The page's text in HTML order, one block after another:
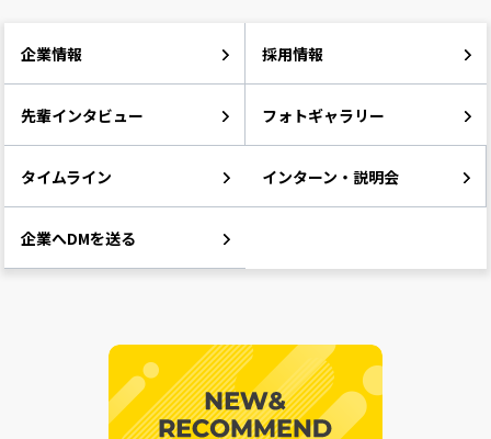
企業情報 採用情報
先輩インタビュー フォトギャラリー
タイムライン インターン・説明会
企業へDMを送る